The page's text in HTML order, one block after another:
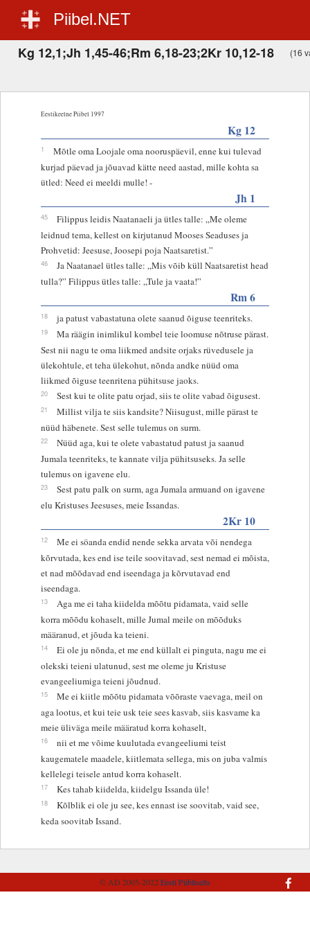
Piibel.NET
Kg 12,1;Jh 1,45-46;Rm 6,18-23;2Kr 10,12-18 (16
Eestikeelne Piibel 1997
Kg 12
1
Mõtle oma Loojale oma nooruspäevil, enne kui tulevad
kurjad päevad ja jõuavad kätte need aastad, mille kohta sa
ütled: Need ei meeldi mulle! -
Jh 1
45
Filippus leidis Naatanaeli ja ütles talle: „Me oleme
leidnud tema, kellest on kirjutanud Mooses Seaduses ja
Prohvetid: Jeesuse, Joosepi poja Naatsaretist.”
46
Ja Naatanael ütles talle: „Mis võib küll Naatsaretist head
tulla?” Filippus ütles talle: „Tule ja vaata!”
Rm 6
18 ja patust vabastatuna olete saanud õiguse teenriteks.
19
Ma räägin inimlikul kombel teie loomuse nõtruse pärast.
Sest nii nagu te oma liikmed andsite orjaks rüvedusele ja
ülekohtule, et teha ülekohut, nõnda andke nüüd oma
liikmed õiguse teenritena pühitsuse jaoks.
20 Sest kui te olite patu orjad, siis te olite vabad õigusest.
21
Millist vilja te siis kandsite? Niisugust, mille pärast te
nüüd häbenete. Sest selle tulemus on surm.
22
Nüüd aga, kui te olete vabastatud patust ja saanud
Jumala teenriteks, te kannate vilja pühitsuseks. Ja selle
tulemus on igavene elu.
23
Sest patu palk on surm, aga Jumala armuand on igavene
elu Kristuses Jeesuses, meie Issandas.
2Kr 10
12
Me ei söanda endid nende sekka arvata või nendega
kõrvutada, kes end ise teile soovitavad, sest nemad ei mõista,
et nad mõõdavad end iseendaga ja kõrvutavad end
iseendaga.
13
Aga me ei taha kiidelda mõõtu pidamata, vaid selle
korra mõõdu kohaselt, mille Jumal meile on mõõduks
määranud, et jõuda ka teieni.
14
Ei ole ju nõnda, et me end küllalt ei pinguta, nagu me ei
olekski teieni ulatunud, sest me oleme ju Kristuse
evangeeliumiga teieni jõudnud.
15
Me ei kiitle mõõtu pidamata võõraste vaevaga, meil on
aga lootus, et kui teie usk teie sees kasvab, siis kasvame ka
meie üliväga meile määratud korra kohaselt,
16
nii et me võime kuulutada evangeeliumi teist
kaugematele maadele, kiitlemata sellega, mis on juba valmis
kellelegi teisele antud korra kohaselt.
17 Kes tahab kiidelda, kiidelgu Issanda üle!
18
Kõlblik ei ole ju see, kes ennast ise soovitab, vaid see,
keda soovitab Issand.
© AD 2005-2022Eesti Piibliselts